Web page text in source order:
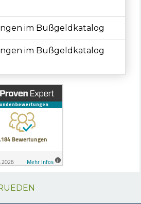
im Bußgeldkatalog
im Bußgeldkatalog